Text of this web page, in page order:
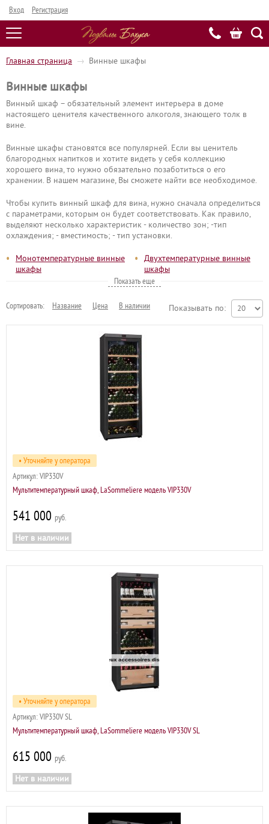
Вход Регистрация
Главная страница → Винные шкафы
Винные шкафы
Винный шкаф – обязательный элемент интерьера в доме
настоящего ценителя качественного алкоголя, знающего толк в
вине.
Винные шкафы становятся все популярней. Если вы ценитель
благородных напитков и хотите видеть у себя коллекцию
хорошего вина, то нужно обязательно позаботиться о его
хранении. В нашем магазине, Вы сможете найти все необходимое.
Чтобы купить винный шкаф для вина, нужно сначала определиться
с параметрами, которым он будет соответствовать. Как правило,
выделяют несколько характеристик - количество зон; -тип
охлаждения; - вместимость; - тип установки.
•
Монотемпературные винные
шкафы
•
Двухтемпературные винные
шкафы
Трёхтемпературные винные
•
Мультитемпературные
Показать еще
Показывать по:
Сортировать: Название Цена В наличии
• Уточняйте у оператора
Артикул: VIP330V
Мультитемпературный шкаф, LaSommeliere модель VIP330V
541 000 р
Нет в наличии
• Уточняйте у оператора
Артикул: VIP330V SL
Мультитемпературный шкаф, LaSommeliere модель VIP330V SL
615 000 р
Нет в наличии